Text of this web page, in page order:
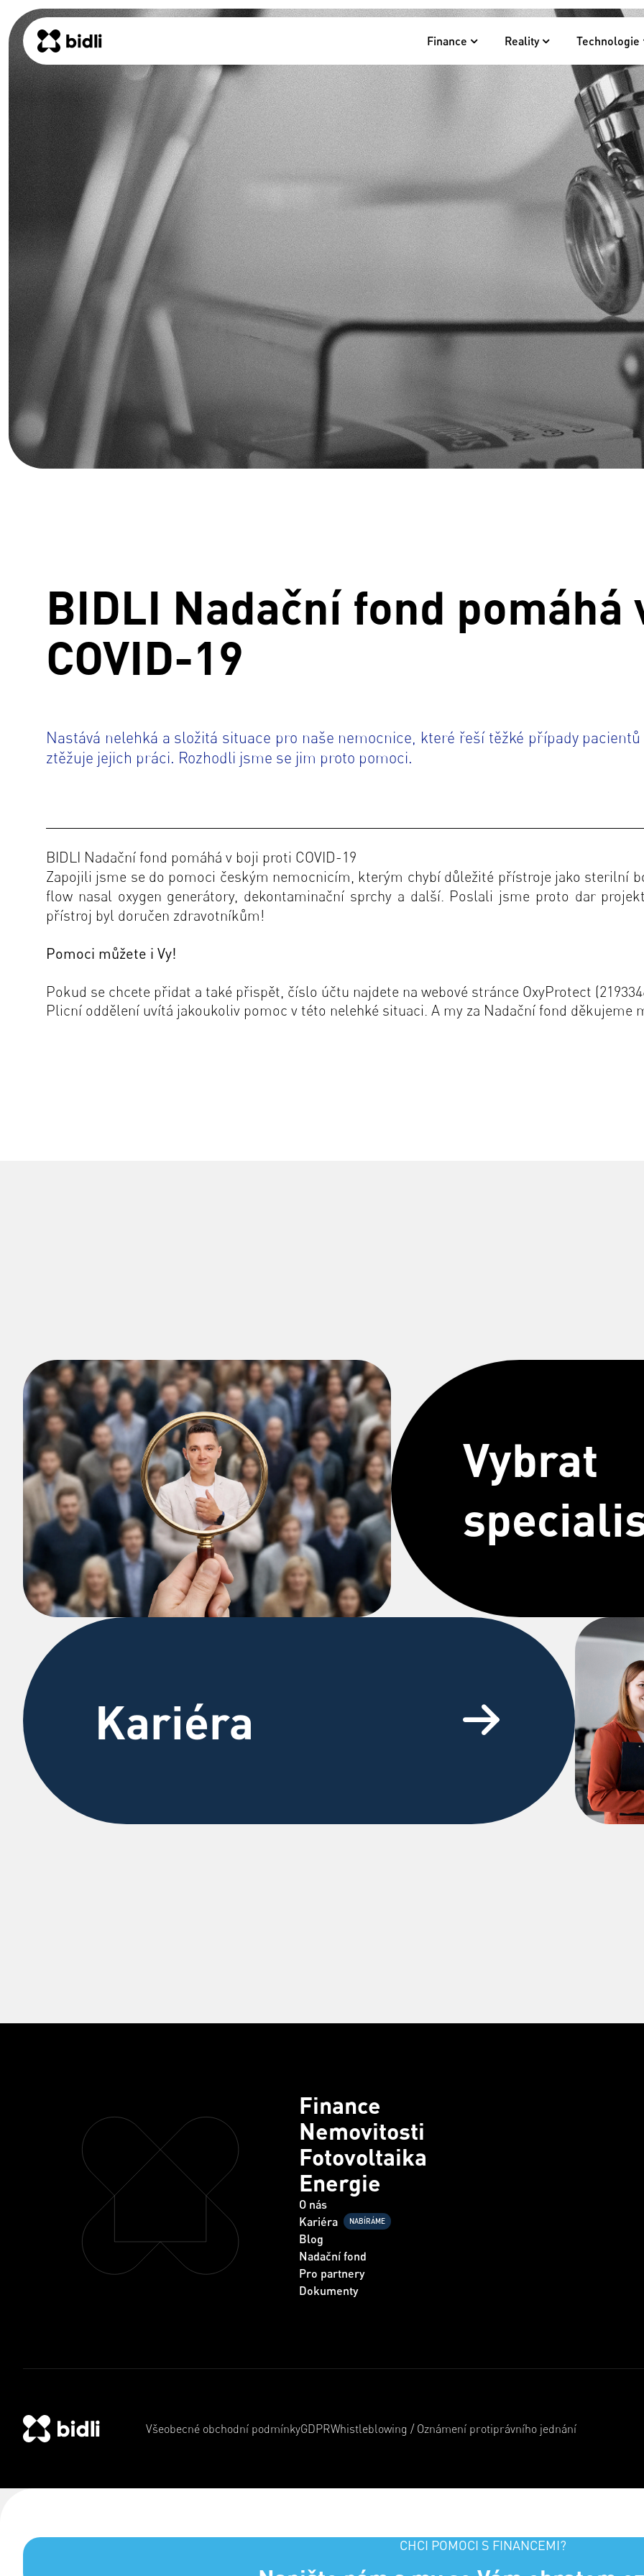
Finance Reality Technologie
BIDLI Nadační fond
COVID-19
Nastává nelehká a složitá situace pro naše nemocnice, které řeší těžké případy
ztěžuje jejich práci. Rozhodli jsme se jim proto pomoci.
BIDLI Nadační fond pomáhá v boji proti COVID-19
Zapojili jsme se do pomoci českým nemocnicím, kterým chybí důležité přístroje jako sterilní
flow nasal oxygen generátory, dekontaminační sprchy a další. Poslali jsme proto dar
přístroj byl doručen zdravotníkům!
Pomoci můžete i Vy!
Pokud se chcete přidat a také přispět, číslo účtu najdete na webové stránce OxyProtect
Plicní oddělení uvítá jakoukoliv pomoc v této nelehké situaci. A my za Nadační fond děkujeme
Vybrat
Kariéra
Finance
Nemovitosti
Fotovoltaika
Energie
O nás
Kariéra
NABÍRÁME
Blog
Nadační fond
Pro partnery
Dokumenty
Všeobecné obchodní podmínkyGDPRWhistleblowing / Oznámení protiprávního jednání
CHCI POMOCI S FINANCEMI?